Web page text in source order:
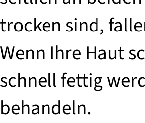
trocken sind,
Wenn Ihre Haut
schnell fettig
behandeln.